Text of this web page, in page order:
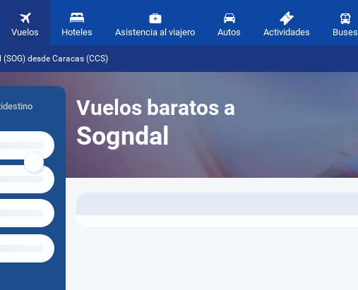
Vuelos Hoteles Asistencia al viajero Autos Actividades Buses
desde Caracas (CCS)
Vuelos baratos a
Sogndal